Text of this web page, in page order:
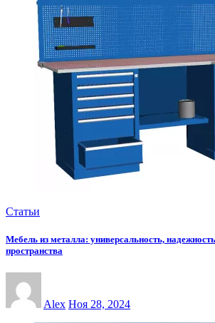
Статьи
Мебель из металла: универсальность,
пространства
Alex Ноя 28, 2024